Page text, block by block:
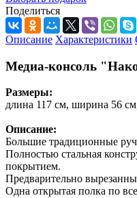
Поделиться
Описание Характеристики
Медиа-консоль
Размеры:
длина 117 см, ширина 56
Описание:
Большие традиционные
Полностью стальная
покрытием.
Предварительно
Одна открытая полка по